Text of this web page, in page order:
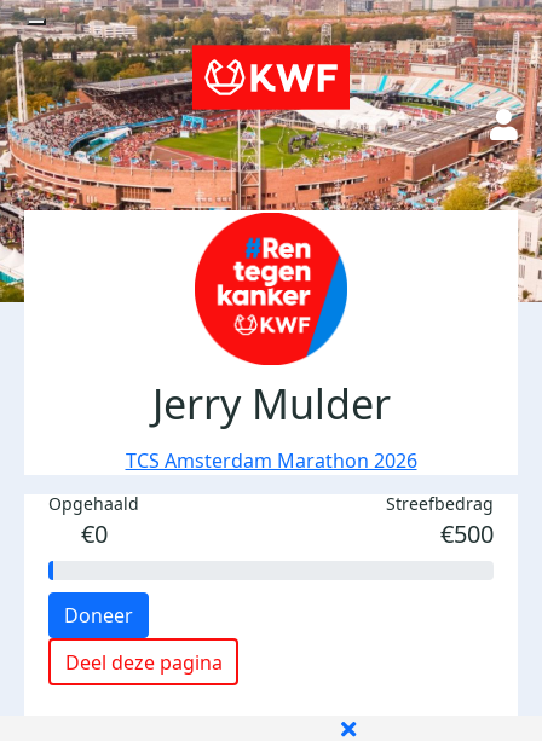
Jerry Mulder
TCS Amsterdam Marathon 2026
Opgehaald
€0
Streefbedrag
€500
Doneer
Deel deze pagina